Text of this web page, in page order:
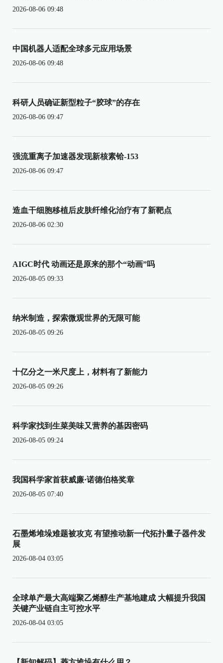
2026-08-06 09:48
中国机器人适配全球多元应用场景
2026-08-06 09:48
科研人员确证新型粒子“胶球”的存在
2026-08-06 09:47
强流重离子加速器发现新核素铪-153
2026-08-06 09:47
造血干细胞移植后皮肤纤维化治疗有了新靶点
2026-08-06 02:30
AIGC时代 动画还是原来的那个“动画”吗
2026-08-05 09:33
纳米制造，探索微观世界的无限可能
2026-08-05 09:26
十亿分之一米尺度上，材料有了新能力
2026-08-05 09:26
科学家找到生菜美味又营养的基因密码
2026-08-05 09:24
我国科学家首获威廉·诺德伯格奖章
2026-08-05 07:40
石墨烯堆垛难题被攻克 有望推动新一代拓扑量子器件发
展
2026-08-04 03:05
全球单产最大高端聚乙烯醇生产基地建成 大幅提升我国
关键产业链自主可控水平
2026-08-04 03:05